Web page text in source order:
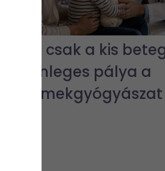
Nem csak a kis
különleges pálya a
gyermekgyógyászat